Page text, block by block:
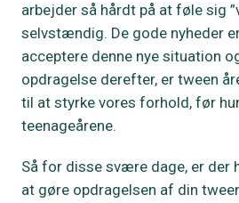
arbejder så hårdt på at føle sig
selvstændig. De gode nyheder
acceptere denne nye situation
opdragelse derefter, er tween
til at styrke vores forhold, før
teenageårene.
Så for disse svære dage, er der
at gøre opdragelsen af din